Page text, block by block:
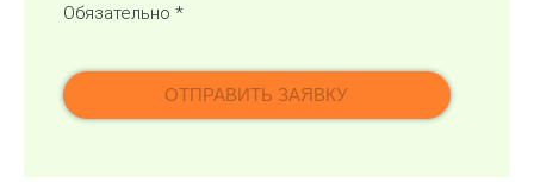
Обязательно *